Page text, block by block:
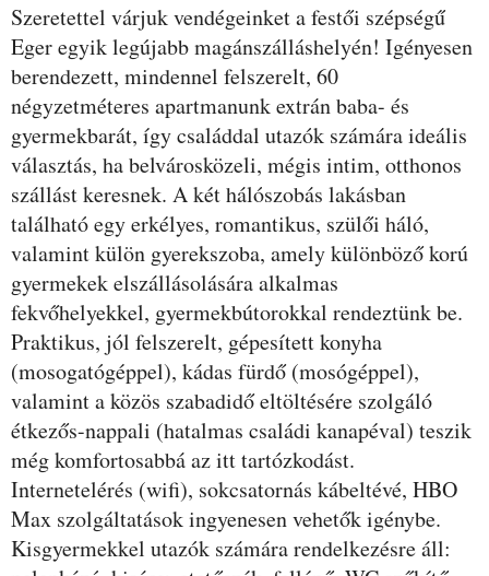
Leírás
Szeretettel várjuk vendégeinket a festői szépségű
Eger egyik legújabb magánszálláshelyén! Igényesen
berendezett, mindennel felszerelt, 60
négyzetméteres apartmanunk extrán baba- és
gyermekbarát, így családdal utazók számára ideális
választás, ha belvárosközeli, mégis intim, otthonos
szállást keresnek. A két hálószobás lakásban
található egy erkélyes, romantikus, szülői háló,
valamint külön gyerekszoba, amely különböző korú
gyermekek elszállásolására alkalmas
fekvőhelyekkel, gyermekbútorokkal rendeztünk be.
Praktikus, jól felszerelt, gépesített konyha
(mosogatógéppel), kádas fürdő (mosógéppel),
valamint a közös szabadidő eltöltésére szolgáló
étkezős-nappali (hatalmas családi kanapéval) teszik
még komfortosabbá az itt tartózkodást.
Internetelérés (wifi), sokcsatornás kábeltévé, HBO
Max szolgáltatások ingyenesen vehetők igénybe.
Kisgyermekkel utazók számára rendelkezésre áll: